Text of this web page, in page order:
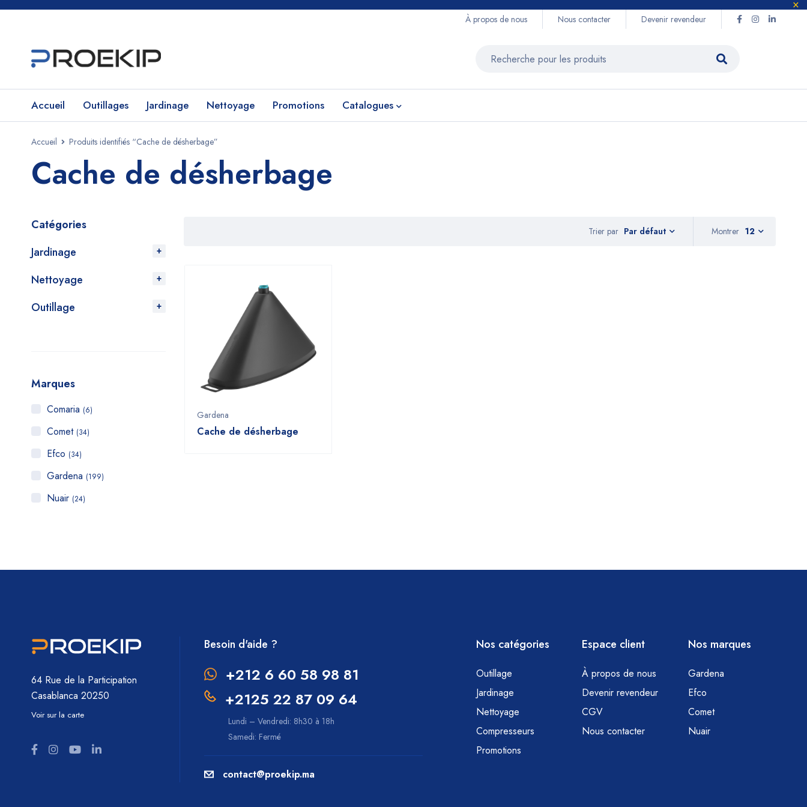
À propos de nous Nous contacter Devenir revendeur
Accueil Outillages Jardinage Nettoyage Promotions Catalogues
Accueil Produits identifiés “Cache de désherbage”
Cache de désherbage
Catégories
Jardinage
Nettoyage
Outillage
Marques
Comaria (6)
Comet (34)
Efco (34)
Gardena (199)
Nuair (24)
Trier par Par défaut Montrer 12
Gardena
Cache de désherbage
64 Rue de la Participation
Casablanca 20250
Voir sur la carte
Besoin d'aide ?
+212 6 60 58 98 81
+2125 22 87 09 64
Lundi – Vendredi: 8h30 à 18h
Samedi: Fermé
contact@proekip.ma
Nos catégories
Outillage
Jardinage
Nettoyage
Compresseurs
Promotions
Espace client
À propos de nous
Devenir revendeur
CGV
Nous contacter
Nos marques
Gardena
Efco
Comet
Nuair